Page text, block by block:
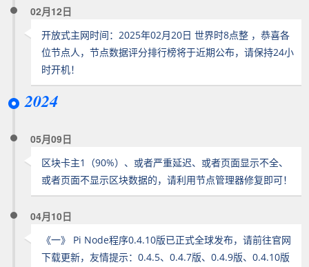
02月12日
开放式主网时间：2025年02月20日 世界时8点整 ，恭喜各
位节点人，节点数据评分排行榜将于近期公布，请保持24小
时开机！
2024
05月09日
区块卡主1（90%）、或者严重延迟、或者页面显示不全、
或者页面不显示区块数据的，请利用节点管理器修复即可！
04月10日
《一》 Pi Node程序0.4.10版已正式全球发布，请前往官网
下载更新，友情提示：0.4.5、0.4.7版、0.4.9版、0.4.10版